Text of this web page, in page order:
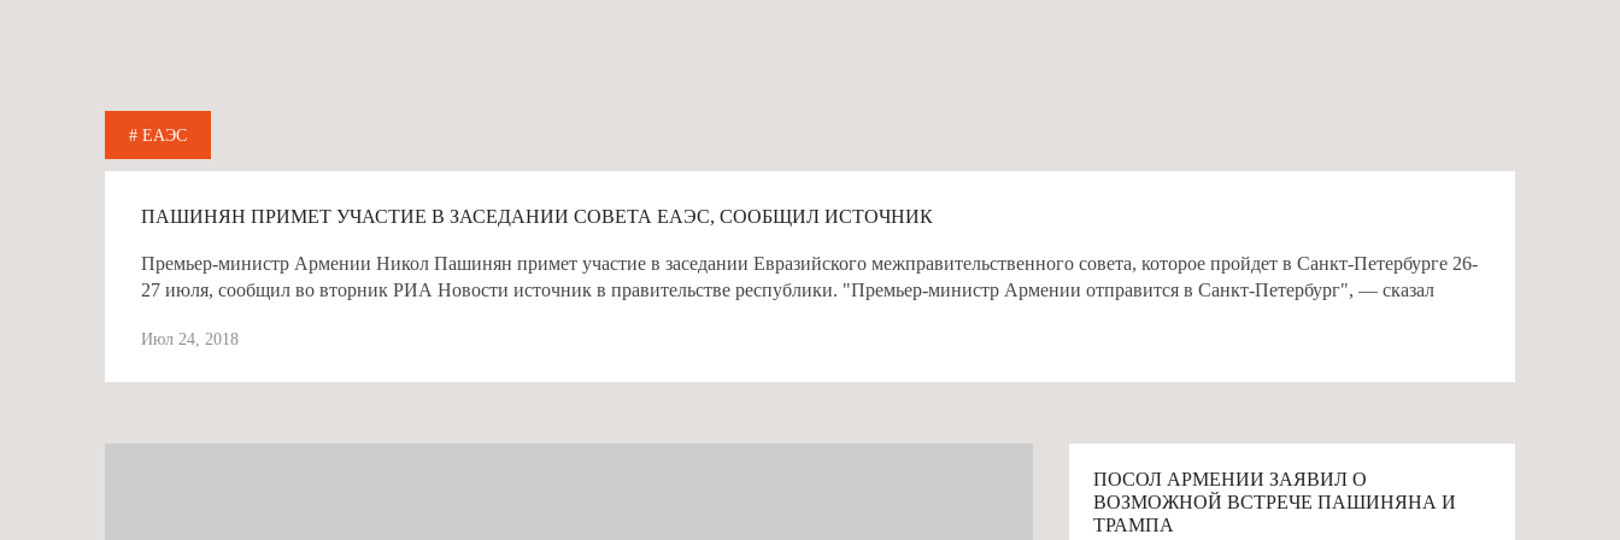
# ЕАЭС
ПАШИНЯН ПРИМЕТ УЧАСТИЕ В ЗАСЕДАНИИ СОВЕТА ЕАЭС, СООБЩИЛ ИСТОЧНИК
Премьер-министр Армении Никол Пашинян примет участие в заседании Евразийского межправительственного совета, которое пройдет в Санкт-Петербурге 26-
27 июля, сообщил во вторник РИА Новости источник в правительстве республики. "Премьер-министр Армении отправится в Санкт-Петербург", — сказал
Июл 24, 2018
ПОСОЛ АРМЕНИИ ЗАЯВИЛ О
ВОЗМОЖНОЙ ВСТРЕЧЕ ПАШИНЯНА И
ТРАМПА